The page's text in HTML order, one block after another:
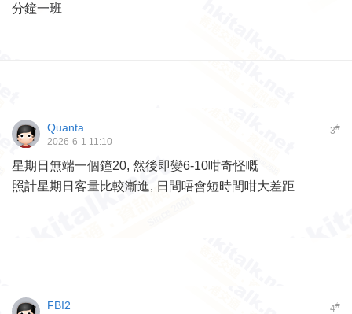
分鐘一班
3#
Quanta
2026-6-1 11:10
星期日無端一個鐘20, 然後即變6-10咁奇怪嘅
照計星期日客量比較漸進, 日間唔會短時間咁大差距
4#
FBI2